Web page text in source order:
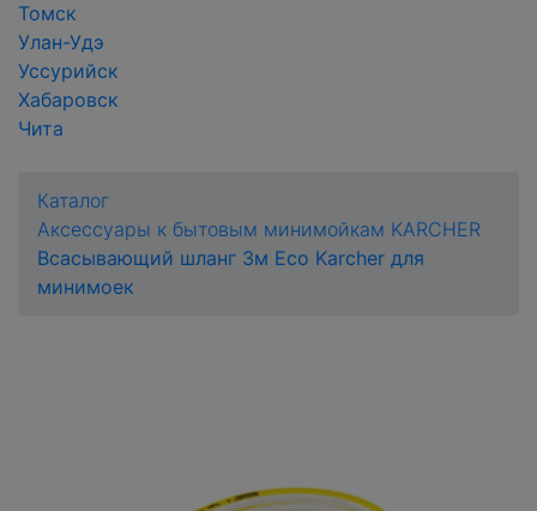
Томск
Улан-Удэ
Уссурийск
Хабаровск
Чита
Каталог
Аксессуары к бытовым минимойкам KARCHER
Всасывающий шланг 3м Eco Karcher для
минимоек